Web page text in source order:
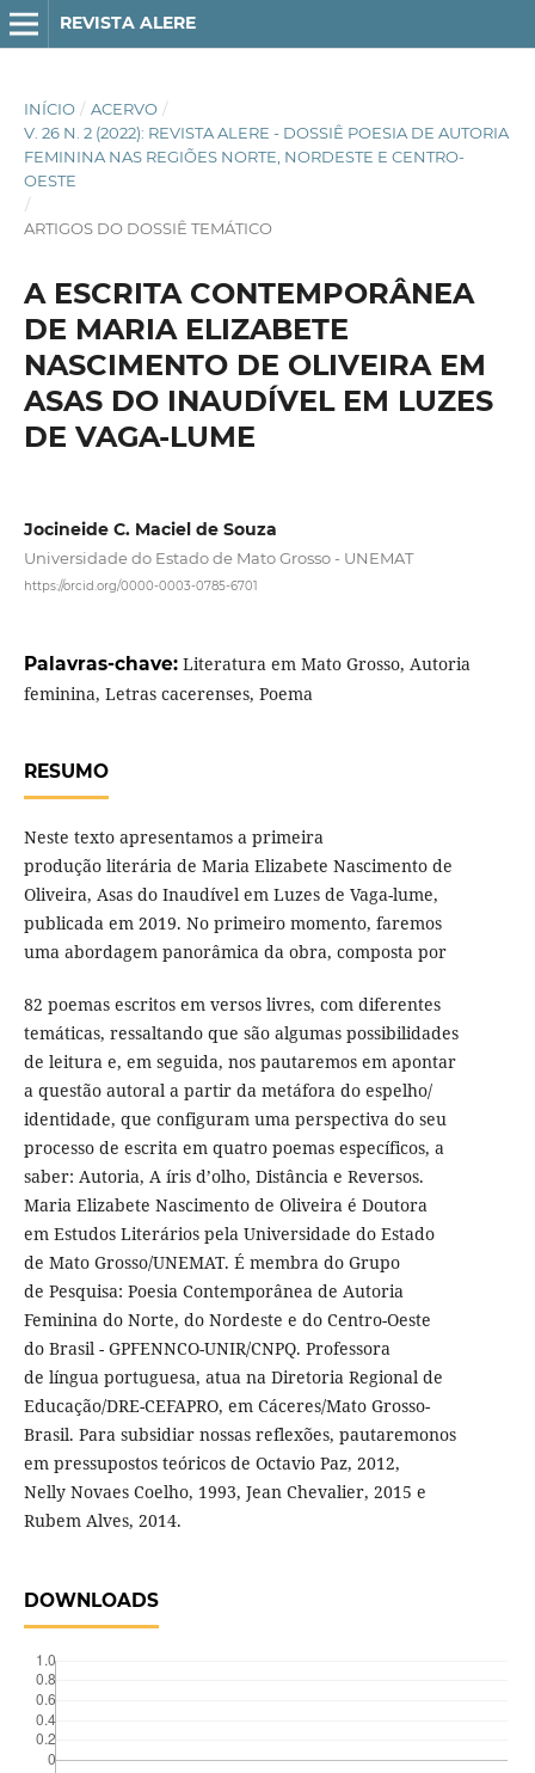
REVISTA ALERE
INÍCIO / ACERVO /
V. 26 N. 2 (2022): REVISTA ALERE - DOSSIÊ POESIA DE AUTORIA
FEMININA NAS REGIÕES NORTE, NORDESTE E CENTRO-
OESTE
/
ARTIGOS DO DOSSIÊ TEMÁTICO
A ESCRITA CONTEMPORÂNEA
DE MARIA ELIZABETE
NASCIMENTO DE OLIVEIRA EM
ASAS DO INAUDÍVEL EM LUZES
DE VAGA-LUME
Jocineide C. Maciel de Souza
Universidade do Estado de Mato Grosso - UNEMAT
https://orcid.org/0000-0003-0785-6701
Palavras-chave: Literatura em Mato Grosso, Autoria
feminina, Letras cacerenses, Poema
RESUMO
Neste texto apresentamos a primeira
produção literária de Maria Elizabete Nascimento de
Oliveira, Asas do Inaudível em Luzes de Vaga-lume,
publicada em 2019. No primeiro momento, faremos
uma abordagem panorâmica da obra, composta por
82 poemas escritos em versos livres, com diferentes
temáticas, ressaltando que são algumas possibilidades
de leitura e, em seguida, nos pautaremos em apontar
a questão autoral a partir da metáfora do espelho/
identidade, que configuram uma perspectiva do seu
processo de escrita em quatro poemas específicos, a
saber: Autoria, A íris d’olho, Distância e Reversos.
Maria Elizabete Nascimento de Oliveira é Doutora
em Estudos Literários pela Universidade do Estado
de Mato Grosso/UNEMAT. É membra do Grupo
de Pesquisa: Poesia Contemporânea de Autoria
Feminina do Norte, do Nordeste e do Centro-Oeste
do Brasil - GPFENNCO-UNIR/CNPQ. Professora
de língua portuguesa, atua na Diretoria Regional de
Educação/DRE-CEFAPRO, em Cáceres/Mato Grosso-
Brasil. Para subsidiar nossas reflexões, pautaremonos
em pressupostos teóricos de Octavio Paz, 2012,
Nelly Novaes Coelho, 1993, Jean Chevalier, 2015 e
Rubem Alves, 2014.
DOWNLOADS